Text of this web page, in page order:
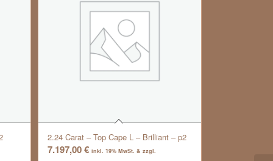
2.24 Carat – Top Cape L – Brilliant – p2
7.197,00€ inkl. 19% MwSt. & zzgl.